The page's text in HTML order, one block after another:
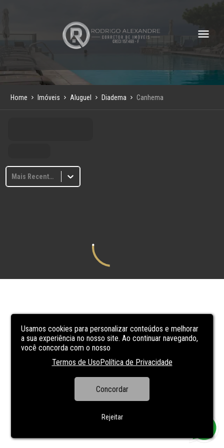
Usamos cookies para personalizar conteúdos e melhorar
a sua experiência no nosso site. Ao continuar navegando,
você concorda com o nosso
Termos de UsoPolítica de Privacidade
Concordar
Rejeitar
Home Imóveis Aluguel Diadema Canhema
Mais Recentes